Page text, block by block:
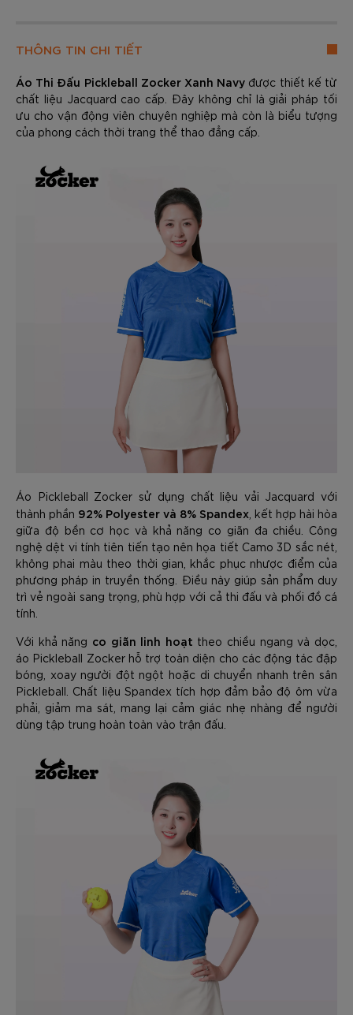
THÔNG TIN CHI TIẾT
Áo Thi Đấu Pickleball Zocker Xanh Navy được thiết kế từ
chất liệu Jacquard cao cấp. Đây không chỉ là giải pháp tối
ưu cho vận động viên chuyên nghiệp mà còn là biểu tượng
của phong cách thời trang thể thao đẳng cấp.
Áo Pickleball Zocker sử dụng chất liệu vải Jacquard với
thành phần 92% Polyester và 8% Spandex , kết hợp hài hòa
giữa độ bền cơ học và khả năng co giãn đa chiều. Công
nghệ dệt vi tính tiên tiến tạo nên họa tiết Camo 3D sắc nét,
không phai màu theo thời gian, khắc phục nhược điểm của
phương pháp in truyền thống. Điều này giúp sản phẩm duy
trì vẻ ngoài sang trọng, phù hợp với cả thi đấu và phối đồ cá
tính.
Với khả năng co giãn linh hoạt theo chiều ngang và dọc,
áo Pickleball Zocker hỗ trợ toàn diện cho các động tác đập
bóng, xoay người đột ngột hoặc di chuyển nhanh trên sân
Pickleball. Chất liệu Spandex tích hợp đảm bảo độ ôm vừa
phải, giảm ma sát, mang lại cảm giác nhẹ nhàng để người
dùng tập trung hoàn toàn vào trận đấu.